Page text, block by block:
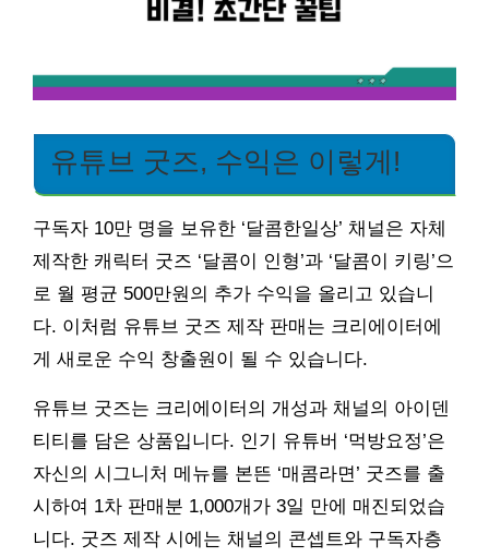
유튜브 굿즈, 수익은 이렇게!
구독자 10만 명을 보유한 ‘달콤한일상’ 채널은 자체
제작한 캐릭터 굿즈 ‘달콤이 인형’과 ‘달콤이 키링’으
로 월 평균 500만원의 추가 수익을 올리고 있습니
다. 이처럼 유튜브 굿즈 제작 판매는 크리에이터에
게 새로운 수익 창출원이 될 수 있습니다.
유튜브 굿즈는 크리에이터의 개성과 채널의 아이덴
티티를 담은 상품입니다. 인기 유튜버 ‘먹방요정’은
자신의 시그니처 메뉴를 본뜬 ‘매콤라면’ 굿즈를 출
시하여 1차 판매분 1,000개가 3일 만에 매진되었습
니다. 굿즈 제작 시에는 채널의 콘셉트와 구독자층